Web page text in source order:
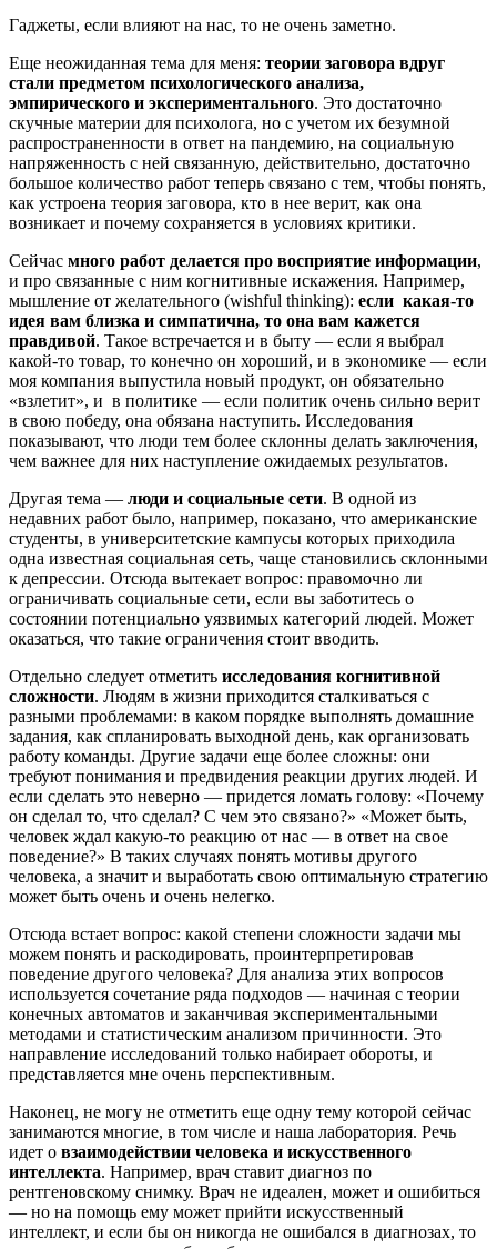
Гаджеты, если влияют на нас, то не очень заметно.
Еще неожиданная тема для меня: теории заговора вдруг
стали предметом психологического анализа,
эмпирического и экспериментального. Это достаточно
скучные материи для психолога, но с учетом их безумной
распространенности в ответ на пандемию, на социальную
напряженность с ней связанную, действительно, достаточно
большое количество работ теперь связано с тем, чтобы понять,
как устроена теория заговора, кто в нее верит, как она
возникает и почему сохраняется в условиях критики.
Сейчас много работ делается про восприятие информации,
и про связанные с ним когнитивные искажения. Например,
мышление от желательного (wishful thinking): если какая-то
идея вам близка и симпатична, то она вам кажется
правдивой. Такое встречается и в быту — если я выбрал
какой-то товар, то конечно он хороший, и в экономике — если
моя компания выпустила новый продукт, он обязательно
«взлетит», и в политике — если политик очень сильно верит
в свою победу, она обязана наступить. Исследования
показывают, что люди тем более склонны делать заключения,
чем важнее для них наступление ожидаемых результатов.
Другая тема — люди и социальные сети. В одной из
недавних работ было, например, показано, что американские
студенты, в университетские кампусы которых приходила
одна известная социальная сеть, чаще становились склонными
к депрессии. Отсюда вытекает вопрос: правомочно ли
ограничивать социальные сети, если вы заботитесь о
состоянии потенциально уязвимых категорий людей. Может
оказаться, что такие ограничения стоит вводить.
Отдельно следует отметить исследования когнитивной
сложности. Людям в жизни приходится сталкиваться с
разными проблемами: в каком порядке выполнять домашние
задания, как спланировать выходной день, как организовать
работу команды. Другие задачи еще более сложны: они
требуют понимания и предвидения реакции других людей. И
если сделать это неверно — придется ломать голову: «Почему
он сделал то, что сделал? С чем это связано?» «Может быть,
человек ждал какую-то реакцию от нас — в ответ на свое
поведение?» В таких случаях понять мотивы другого
человека, а значит и выработать свою оптимальную стратегию
может быть очень и очень нелегко.
Отсюда встает вопрос: какой степени сложности задачи мы
можем понять и раскодировать, проинтерпретировав
поведение другого человека? Для анализа этих вопросов
используется сочетание ряда подходов — начиная с теории
конечных автоматов и заканчивая экспериментальными
методами и статистическим анализом причинности. Это
направление исследований только набирает обороты, и
представляется мне очень перспективным.
Наконец, не могу не отметить еще одну тему которой сейчас
занимаются многие, в том числе и наша лаборатория. Речь
идет о взаимодействии человека и искусственного
интеллекта. Например, врач ставит диагноз по
рентгеновскому снимку. Врач не идеален, может и ошибиться
— но на помощь ему может прийти искусственный
интеллект, и если бы он никогда не ошибался в диагнозах, то